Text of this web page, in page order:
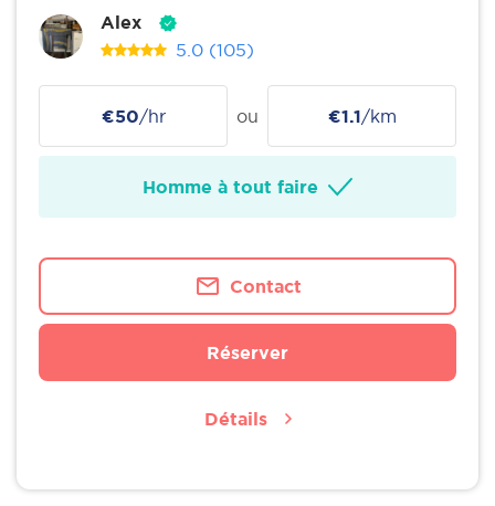
Alex
5.0 (105)
€50/hr ou €1.1/km
Homme à tout faire
Contact
Réserver
Détails